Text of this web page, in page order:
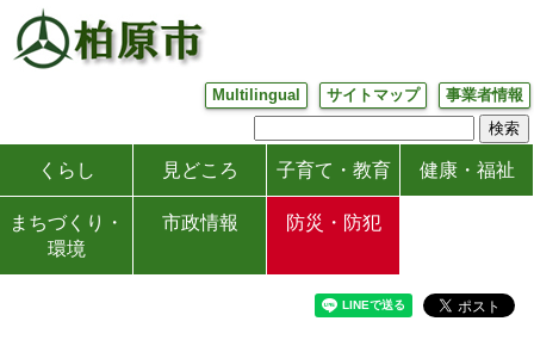
Multilingual サイトマップ 事業者情報
くらし 見どころ 子育て・教育 健康・福祉
まちづくり・
環境
市政情報 防災・防犯